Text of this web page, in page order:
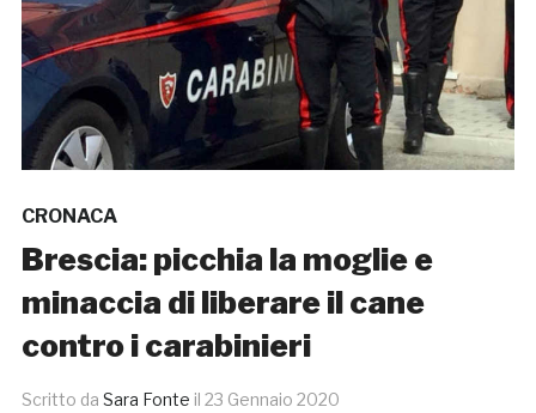
CRONACA
Brescia: picchia la moglie e
minaccia di liberare il cane
contro i carabinieri
Scritto da Sara Fonte il 23 Gennaio 2020